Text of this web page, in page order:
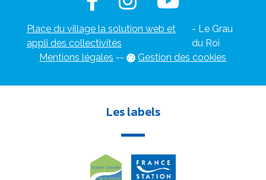
Place du village la solution web et
appli des collectivités
- Le Grau
du Roi
Mentions légales -- Gestion des cookies
Les labels